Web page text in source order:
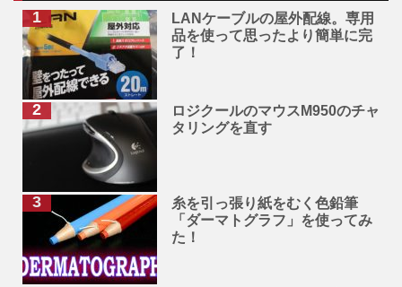
LANケーブルの屋外配線。専用
品を使って思ったより簡単に完
了！
ロジクールのマウスM950のチャ
タリングを直す
糸を引っ張り紙をむく色鉛筆
「ダーマトグラフ」を使ってみ
た！